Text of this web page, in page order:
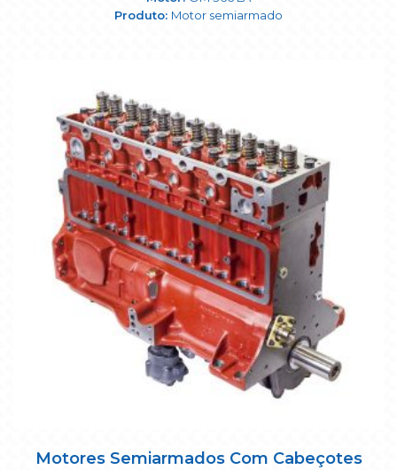
Motor semiarmado
Motores Semiarmados Com Cabeçotes